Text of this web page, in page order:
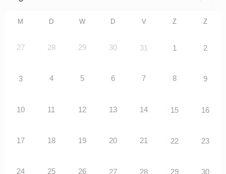
M D W D V Z Z
27 28 29 30 31 1 2
3 4 5 6 7 8 9
10 11 12 13 14 15 16
17 18 19 20 21 22 23
24 25 26 27 28 29 30